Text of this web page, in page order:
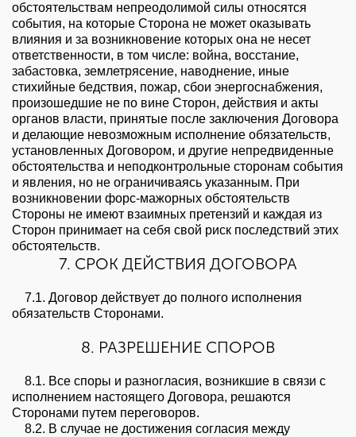
обстоятельствам непреодолимой силы относятся
события, на которые Сторона не может оказывать
влияния и за возникновение которых она не несет
ответственности, в том числе: война, восстание,
забастовка, землетрясение, наводнение, иные
стихийные бедствия, пожар, сбои энергоснабжения,
произошедшие не по вине Сторон, действия и акты
органов власти, принятые после заключения Договора
и делающие невозможным исполнение обязательств,
установленных Договором, и другие непредвиденные
обстоятельства и неподконтрольные сторонам события
и явления, но не ограничиваясь указанным. При
возникновении форс-мажорных обстоятельств
Стороны не имеют взаимных претензий и каждая из
Сторон принимает на себя свой риск последствий этих
обстоятельств.
7. СРОК ДЕЙСТВИЯ ДОГОВОРА
7.1. Договор действует до полного исполнения
обязательств Сторонами.
8. РАЗРЕШЕНИЕ СПОРОВ
8.1. Все споры и разногласия, возникшие в связи с
исполнением настоящего Договора, решаются
Сторонами путем переговоров.
8.2. В случае не достижения согласия между